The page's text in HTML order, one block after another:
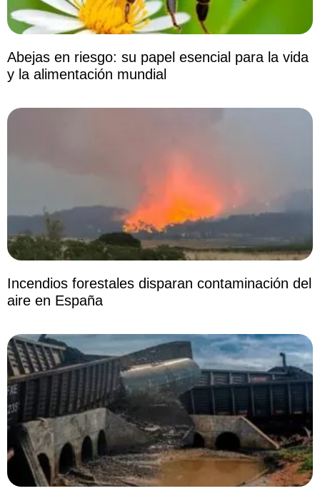
Abejas en riesgo: su papel esencial para la vida
y la alimentación mundial
Incendios forestales disparan contaminación del
aire en España